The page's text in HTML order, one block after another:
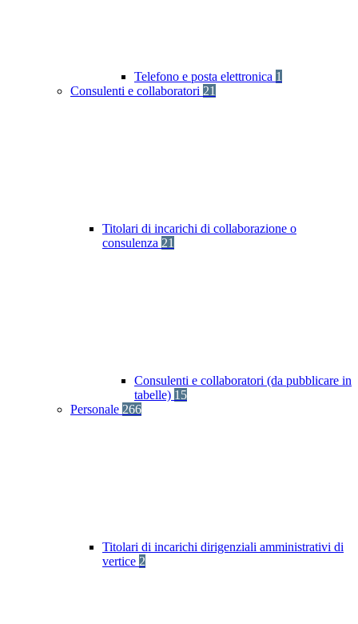
Telefono e posta elettronica 1
Consulenti e collaboratori 21
Titolari di incarichi di collaborazione o
consulenza 21
Consulenti e collaboratori (da pubblicare in
tabelle) 15
Personale 266
Titolari di incarichi dirigenziali amministrativi di
vertice 2